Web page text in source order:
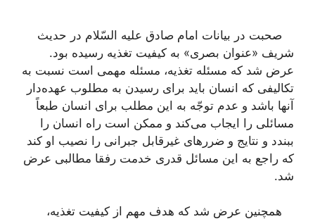
صحبت در بیانات امام صادق علیه السّلام در حدیث
شریف «عنوان بصری» به كیفیت تغذیه رسیده بود.
عرض شد كه مسئله تغذیه، مسئله مهمی است نسبت به
تكالیفی كه انسان باید برای رسیدن به مطلوب عهده‌دار
آنها باشد و عدم توجّه به این مطلب برای انسان طبعاً
مسائلی را ایجاب می‌كند و ممكن است راه انسان را
ببندد و نتایج و ضررهای غیرقابل جبرانی را نصیب او كند
كه راجع به این مسائل قدری خدمت رفقا مطالبی عرض
شد.
همچنین عرض شد كه هدف مهم از كیفیت تغذیه،